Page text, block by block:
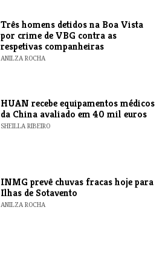
Três homens detidos na Boa Vista
por crime de VBG contra as
respetivas companheiras
ANILZA ROCHA
HUAN recebe equipamentos médicos
da China avaliado em 40 mil euros
SHEILLA RIBEIRO
INMG prevê chuvas fracas hoje para
Ilhas de Sotavento
ANILZA ROCHA